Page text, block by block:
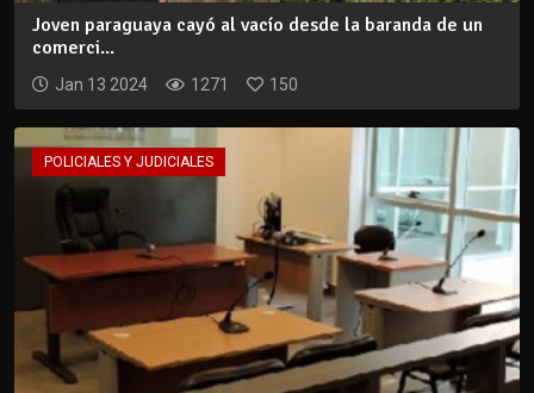
Joven paraguaya cayó al vacío desde la baranda de un
comerci...
Jan 13 2024 1271 150
POLICIALES Y JUDICIALES